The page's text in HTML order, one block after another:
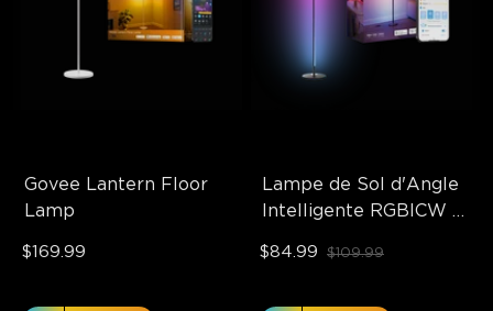
Govee Lantern Floor
Lamp
$169.99
Lampe de Sol d'Angle
Intelligente RGBICW
$84.99 $109.99